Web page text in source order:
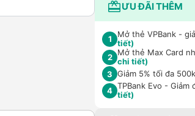
ƯU ĐÃI THÊM
1
Mở thẻ VPBank -
tiết)
2 Mở thẻ Max Card
chi tiết)
3 Giảm 5% tối đa
4 TPBank Evo -
tiết)